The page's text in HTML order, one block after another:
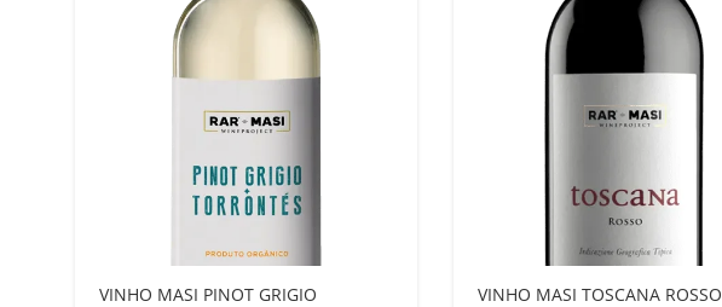
VINHO MASI PINOT GRIGIO
VINHO MASI TOSCANA ROSSO